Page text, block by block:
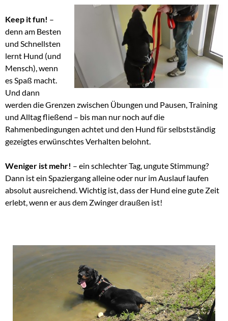
Keep it fun! –
denn am Besten
und Schnellsten
lernt Hund (und
Mensch), wenn
es Spaß macht.
Und dann
werden die Grenzen zwischen Übungen und Pausen, Training
und Alltag fließend – bis man nur noch auf die
Rahmenbedingungen achtet und den Hund für selbstständig
gezeigtes erwünschtes Verhalten belohnt.
Weniger ist mehr! – ein schlechter Tag, ungute Stimmung?
Dann ist ein Spaziergang alleine oder nur im Auslauf laufen
absolut ausreichend. Wichtig ist, dass der Hund eine gute Zeit
erlebt, wenn er aus dem Zwinger draußen ist!